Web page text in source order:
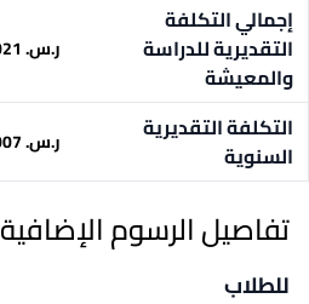
إجمالي التكلفة
التقديرية للدراسة
والمعيشة
ر.س.‏ 42,021
التكلفة التقديرية
السنوية
ر.س.‏ 14,007
تفاصيل الرسوم الإضافية
للطلاب